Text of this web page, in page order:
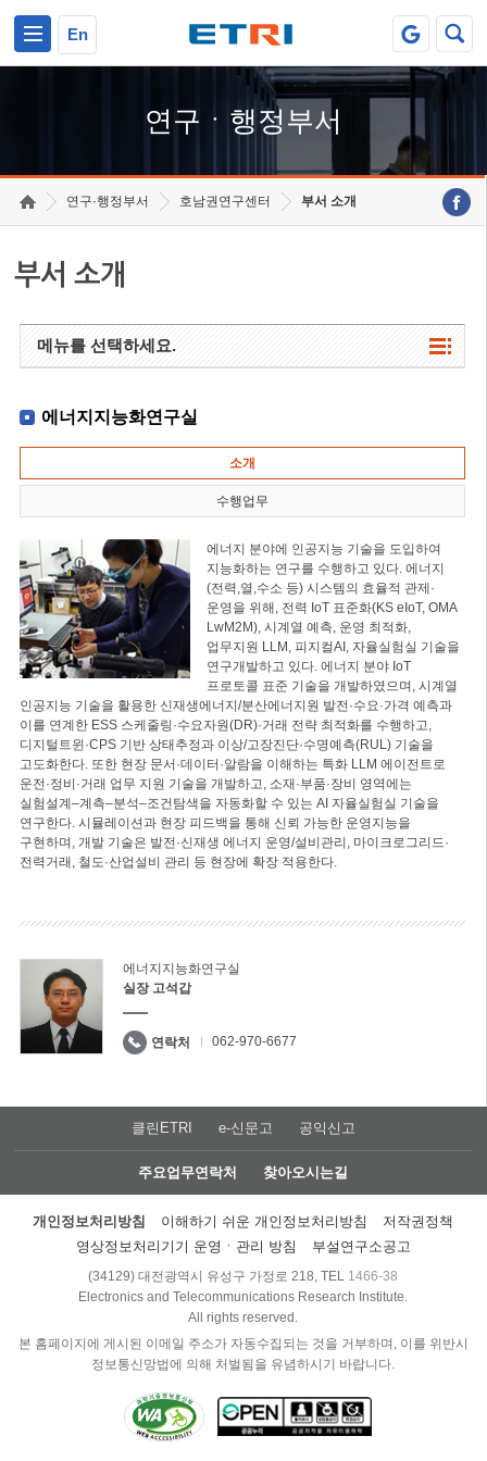
En
연구ㆍ행정부서
연구·행정부서 호남권연구센터 부서 소개
부서 소개
메뉴를 선택하세요.
에너지지능화연구실
소개
수행업무
에너지 분야에 인공지능 기술을 도입하여
지능화하는 연구를 수행하고 있다. 에너지
(전력,열,수소 등) 시스템의 효율적 관제·
운영을 위해, 전력 IoT 표준화(KS eIoT, OMA
LwM2M), 시계열 예측, 운영 최적화,
업무지원 LLM, 피지컬AI, 자율실험실 기술을
연구개발하고 있다. 에너지 분야 IoT
프로토콜 표준 기술을 개발하였으며, 시계열
인공지능 기술을 활용한 신재생에너지/분산에너지원 발전·수요·가격 예측과
이를 연계한 ESS 스케줄링·수요자원(DR)·거래 전략 최적화를 수행하고,
디지털트윈·CPS 기반 상태추정과 이상/고장진단·수명예측(RUL) 기술을
고도화한다. 또한 현장 문서·데이터·알람을 이해하는 특화 LLM 에이전트로
운전·정비·거래 업무 지원 기술을 개발하고, 소재·부품·장비 영역에는
실험설계–계측–분석–조건탐색을 자동화할 수 있는 AI 자율실험실 기술을
연구한다. 시뮬레이션과 현장 피드백을 통해 신뢰 가능한 운영지능을
구현하며, 개발 기술은 발전·신재생 에너지 운영/설비관리, 마이크로그리드·
전력거래, 철도·산업설비 관리 등 현장에 확장 적용한다.
에너지지능화연구실
실장 고석갑
연락처 062-970-6677
클린ETRI e-신문고 공익신고
주요업무연락처 찾아오시는길
개인정보처리방침 이해하기 쉬운 개인정보처리방침
저작권정책
영상정보처리기기 운영ㆍ관리 방침
부설연구소공고
(34129) 대전광역시 유성구 가정로 218, TEL 1466-38
Electronics and Telecommunications Research Institute.
All rights reserved.
본 홈페이지에 게시된 이메일 주소가 자동수집되는 것을 거부하며, 이를 위반시
정보통신망법에 의해 처벌됨을 유념하시기 바랍니다.